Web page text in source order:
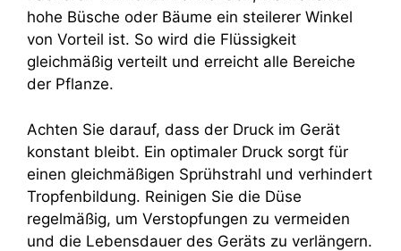
hohe Büsche oder Bäume ein steilerer Winkel
von Vorteil ist. So wird die Flüssigkeit
gleichmäßig verteilt und erreicht alle Bereiche
der Pflanze.
Achten Sie darauf, dass der Druck im Gerät
konstant bleibt. Ein optimaler Druck sorgt für
einen gleichmäßigen Sprühstrahl und verhindert
Tropfenbildung. Reinigen Sie die Düse
regelmäßig, um Verstopfungen zu vermeiden
und die Lebensdauer des Geräts zu verlängern.